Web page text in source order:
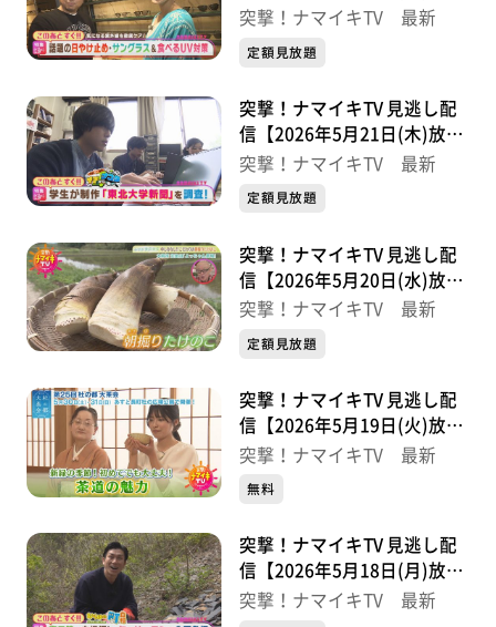
分】
突撃！ナマイキTV 最新
定額見放題
突撃！ナマイキTV 見逃し配
信【2026年5月21日(木)放送
分】
突撃！ナマイキTV 最新
定額見放題
突撃！ナマイキTV 見逃し配
信【2026年5月20日(水)放送
分】
突撃！ナマイキTV 最新
定額見放題
突撃！ナマイキTV 見逃し配
信【2026年5月19日(火)放送
分】
突撃！ナマイキTV 最新
無料
突撃！ナマイキTV 見逃し配
信【2026年5月18日(月)放送
分】
突撃！ナマイキTV 最新